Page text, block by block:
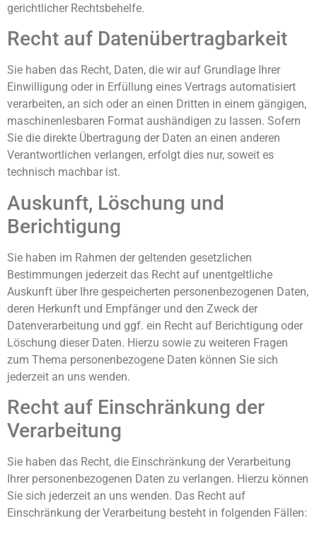
gerichtlicher Rechtsbehelfe.
Recht auf Daten­übertrag­barkeit
Sie haben das Recht, Daten, die wir auf Grundlage Ihrer
Einwilligung oder in Erfüllung eines Vertrags automatisiert
verarbeiten, an sich oder an einen Dritten in einem gängigen,
maschinenlesbaren Format aushändigen zu lassen. Sofern
Sie die direkte Übertragung der Daten an einen anderen
Verantwortlichen verlangen, erfolgt dies nur, soweit es
technisch machbar ist.
Auskunft, Löschung und
Berichtigung
Sie haben im Rahmen der geltenden gesetzlichen
Bestimmungen jederzeit das Recht auf unentgeltliche
Auskunft über Ihre gespeicherten personenbezogenen Daten,
deren Herkunft und Empfänger und den Zweck der
Datenverarbeitung und ggf. ein Recht auf Berichtigung oder
Löschung dieser Daten. Hierzu sowie zu weiteren Fragen
zum Thema personenbezogene Daten können Sie sich
jederzeit an uns wenden.
Recht auf Einschränkung der
Verarbeitung
Sie haben das Recht, die Einschränkung der Verarbeitung
Ihrer personenbezogenen Daten zu verlangen. Hierzu können
Sie sich jederzeit an uns wenden. Das Recht auf
Einschränkung der Verarbeitung besteht in folgenden Fällen: